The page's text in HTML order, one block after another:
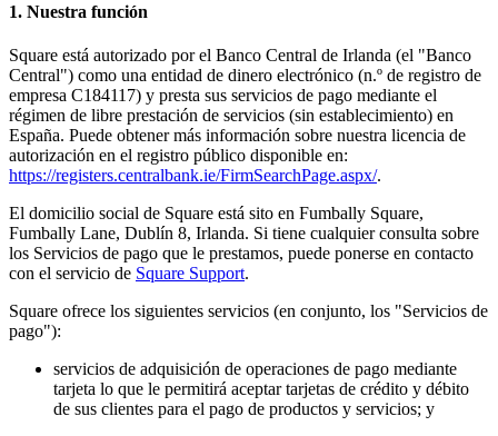
Blog
Opinions d'altres negocis
Registre de funcions
Full de ruta
Centre d'ajuda
Contacta amb l'equip de vendes
Quant a Square
Vista general
Tipos
Cafeteries
1. Nuestra función
Square está autorizado por el Banco Central de Irlanda (el "Banco
Central") como una entidad de dinero electrónico (n.º de registro de
empresa C184117) y presta sus servicios de pago mediante el
régimen de libre prestación de servicios (sin establecimiento) en
España. Puede obtener más información sobre nuestra licencia de
autorización en el registro público disponible en:
https://registers.centralbank.ie/FirmSearchPage.aspx/.
El domicilio social de Square está sito en Fumbally Square,
Fumbally Lane, Dublín 8, Irlanda. Si tiene cualquier consulta sobre
los Servicios de pago que le prestamos, puede ponerse en contacto
con el servicio de Square Support.
Square ofrece los siguientes servicios (en conjunto, los "Servicios de
pago"):
servicios de adquisición de operaciones de pago mediante
tarjeta lo que le permitirá aceptar tarjetas de crédito y débito
de sus clientes para el pago de productos y servicios; y